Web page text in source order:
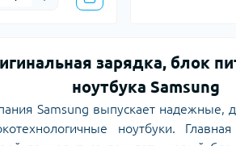
зарядка, блок
ноутбука Samsung
Samsung выпускает надежные,
ноутбуки.